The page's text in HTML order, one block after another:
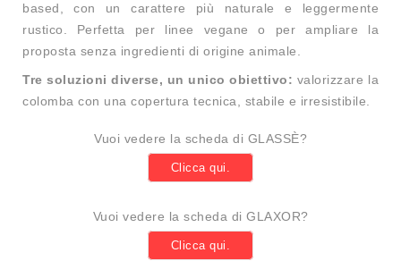
based, con un carattere più naturale e leggermente
rustico. Perfetta per linee vegane o per ampliare la
proposta senza ingredienti di origine animale.
Tre soluzioni diverse, un unico obiettivo: valorizzare la
colomba con una copertura tecnica, stabile e irresistibile.
Vuoi vedere la scheda di GLASSÈ?
Clicca qui.
Vuoi vedere la scheda di GLAXOR?
Clicca qui.